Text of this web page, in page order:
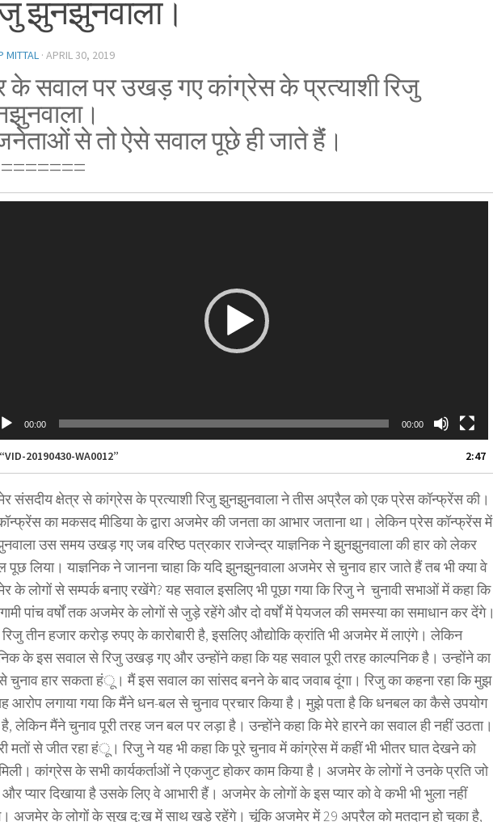
झुनझुनवाला।
MITTAL · APRIL 30, 2019
के सवाल पर उखड़ गए कांग्रेस के प्रत्याशी रिजु
से तो ऐसे सवाल पूछे ही जाते हैंं।
00:00 00:00
“VID-20190430-WA0012” 2:47
संसदीय क्षेत्र से कांग्रेस के प्रत्याशी रिजु झुनझुनवाला ने तीस अप्रैल को एक प्रेस कॉन्फ्रेंस की।
का मकसद मीडिया के द्वारा अजमेर की जनता का आभार जताना था। लेकिन प्रेस कॉन्फ्रेंस में
उस समय उखड़ गए जब वरिष्ठ पत्रकार राजेन्द्र याज्ञनिक ने झुनझुनवाला की हार को लेकर
पूछ लिया। याज्ञनिक ने जानना चाहा कि यदि झुनझुनवाला अजमेर से चुनाव हार जाते हैं तब भी क्या वे
के लोगों से सम्पर्क बनाए रखेंगे? यह सवाल इसलिए भी पूछा गया कि रिजु ने चुनावी सभाओं में कहा कि
पांच वर्षों तक अजमेर के लोगों से जुड़े रहेंगे और दो वर्षों में पेयजल की समस्या का समाधान कर देंगे।
तीन हजार करोड़ रुपए के कारोबारी है, इसलिए औद्योकि क्रांति भी अजमेर में लाएंगे। लेकिन
के इस सवाल से रिजु उखड़ गए और उन्होंने कहा कि यह सवाल पूरी तरह काल्पनिक है। उन्होंने का
चुनाव हार सकता हंू। मैं इस सवाल का सांसद बनने के बाद जवाब दूंगा। रिजु का कहना रहा कि मुझ
आरोप लगाया गया कि मैंने धन-बल से चुनाव प्रचार किया है। मुझे पता है कि धनबल का कैसे उपयोग
है, लेकिन मैंने चुनाव पूरी तरह जन बल पर लड़ा है। उन्होंने कहा कि मेरे हारने का सवाल ही नहीं उठता।
मतों से जीत रहा हंू। रिजु ने यह भी कहा कि पूरे चुनाव में कांग्रेस में कहीं भी भीतर घात देखने को
कांग्रेस के सभी कार्यकर्ताओं ने एकजुट होकर काम किया है। अजमेर के लोगों ने उनके प्रति जो
प्यार दिखाया है उसके लिए वे आभारी हैं। अजमेर के लोगों के इस प्यार को वे कभी भी भुला नहीं
अजमेर के लोगों के सुख दु:ख में साथ खड़े रहेंगे। चूंकि अजमेर में 29 अप्रैल को मतदान हो चुका है,